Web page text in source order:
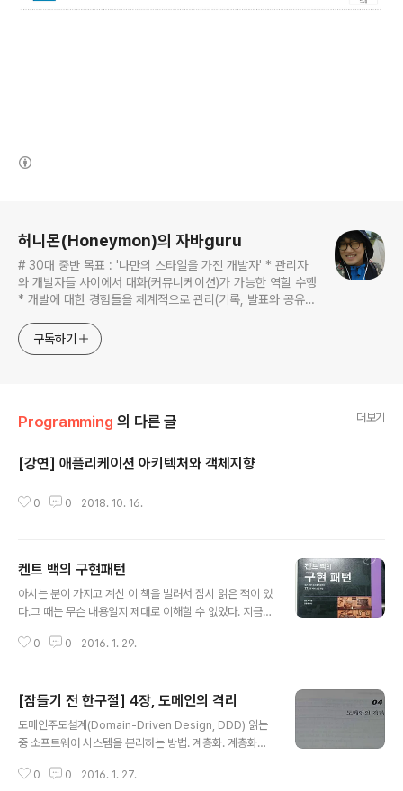
허니몬(Honeymon)의 자바guru
# 30대 중반 목표 : '나만의 스타일을 가진 개발자' * 관리자
와 개발자들 사이에서 대화(커뮤니케이션)가 가능한 역할 수행
* 개발에 대한 경험들을 체계적으로 관리(기록, 발표와 공유)
누구나 들려봤을법한 그런 개발관련 파워블로거 를 목표로 블
로그를 재편하려고 하는 중
구독하기
Programming 의 다른 글 더보기
[강연] 애플리케이션 아키텍처와 객체지향
0 0 2018. 10. 16.
켄트 백의 구현패턴
아시는 분이 가지고 계신 이 책을 빌려서 잠시 읽은 적이 있
다.그 때는 무슨 내용일지 제대로 이해할 수 없었다. 지금도
완독을 하고, 시간이 지난 후 다시 완독하면서 '반복적인 책
뿐 아니라, 다른 사람들을 생각해야 한다!이것이 구현 패턴
이 전하는 메시지입니다. 이 책에서는 다른 사람을 배려하
며 프로그래밍할 때의 경제적 이득을 강조했지만, 사실 이
공동체의 일원임을 깨닫게 되면 공동체에 기여하는 것에
0 0 2016. 1. 29.
[잠들기 전 한구절] 4장, 도메인의 격리
도메인주도설계(Domain-Driven Design, DDD) 읽는
중 소프트웨어 시스템을 분리하는 방법. 계층화. 계층화의
하는 다른 요소나 계층상 "아래"에 위치한 요소에만 의존한
0 0 2016. 1. 27.